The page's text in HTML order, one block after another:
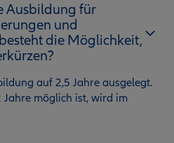
Ausbildung für
und
die Möglichkeit,
auf 2,5 Jahre ausgelegt.
möglich ist, wird im